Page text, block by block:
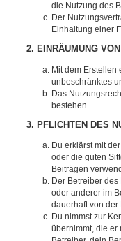
die Nutzung des
Der
Einhaltung einer
2. EINRÄUMUNG
Mit dem Erstellen
unbeschränktes
Das
bestehen.
3. PFLICHTEN DES
Du erklärst mit
oder die guten
Beiträgen
Der Betreiber
oder anderer im
dauerhaft von
Du nimmst zur
übernimmt, die er